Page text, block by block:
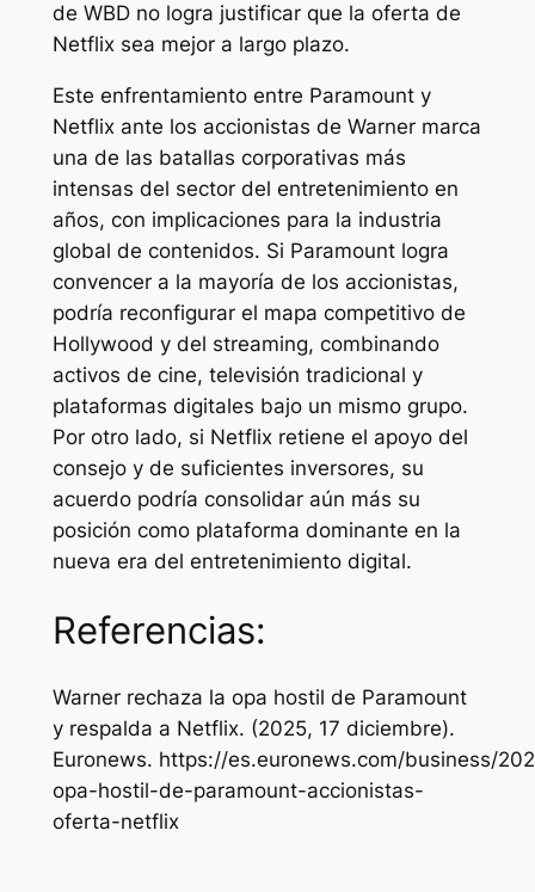
de WBD no logra justificar que la oferta de
Netflix sea mejor a largo plazo.
Este enfrentamiento entre Paramount y
Netflix ante los accionistas de Warner marca
una de las batallas corporativas más
intensas del sector del entretenimiento en
años, con implicaciones para la industria
global de contenidos. Si Paramount logra
convencer a la mayoría de los accionistas,
podría reconfigurar el mapa competitivo de
Hollywood y del streaming, combinando
activos de cine, televisión tradicional y
plataformas digitales bajo un mismo grupo.
Por otro lado, si Netflix retiene el apoyo del
consejo y de suficientes inversores, su
acuerdo podría consolidar aún más su
posición como plataforma dominante en la
nueva era del entretenimiento digital.
Referencias:
Warner rechaza la opa hostil de Paramount
y respalda a Netflix. (2025, 17 diciembre).
Euronews. https://es.euronews.com/business/
opa-hostil-de-paramount-accionistas-
oferta-netflix